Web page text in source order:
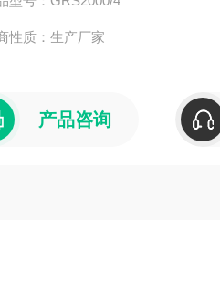
性质：生产厂家
产品咨询